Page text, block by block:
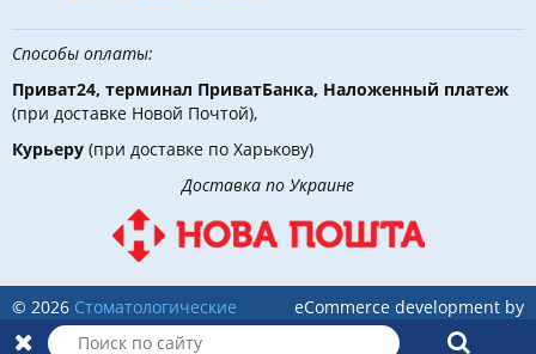
Способы оплаты:
Приват24, терминал ПриватБанка, Наложенный платеж
(при доставке Новой Почтой),
Курьеру (при доставке по Харькову)
Доставка по Украине
© 2026 Стоматологические
инструменты, материалы и
оборудование в DLX
eCommerce development by